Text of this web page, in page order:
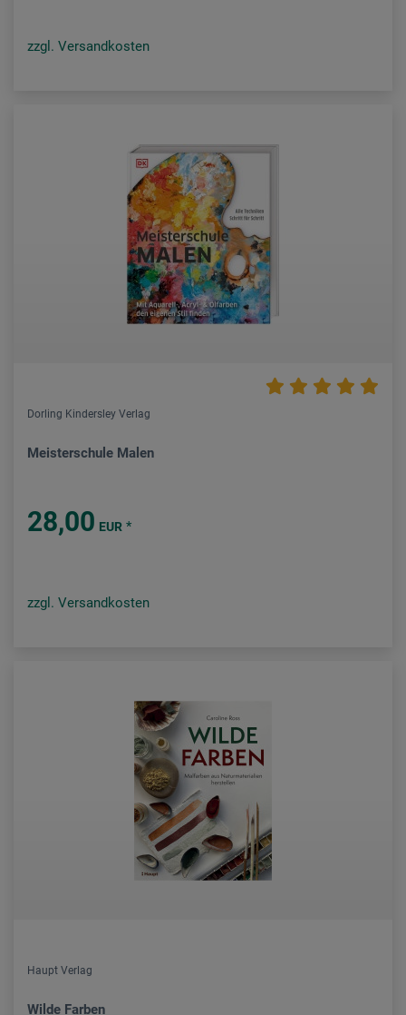
zzgl. Versandkosten
Dorling Kindersley Verlag
Meisterschule Malen
28,00 EUR *
zzgl. Versandkosten
Haupt Verlag
Wilde Farben